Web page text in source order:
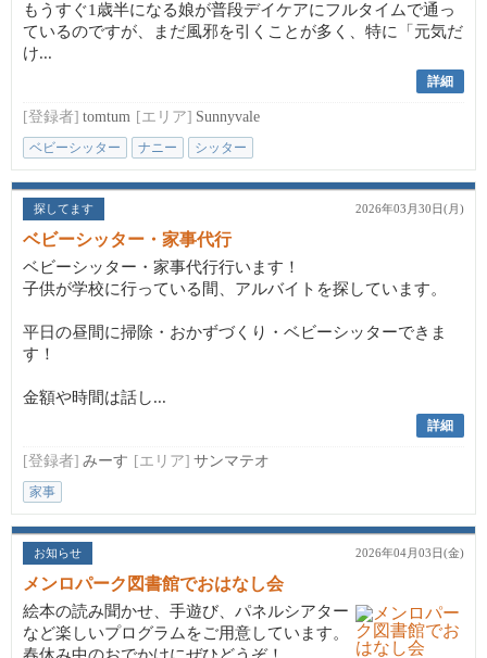
もうすぐ1歳半になる娘が普段デイケアにフルタイムで通っ
ているのですが、まだ風邪を引くことが多く、特に「元気だ
け...
詳細
[登録者] tomtum [エリア] Sunnyvale
ベビーシッター ナニー シッター
探してます 2026年03月30日(月)
ベビーシッター・家事代行
ベビーシッター・家事代行行います！
子供が学校に行っている間、アルバイトを探しています。
平日の昼間に掃除・おかずづくり・ベビーシッターできま
す！
金額や時間は話し...
詳細
[登録者] みーす [エリア] サンマテオ
家事
お知らせ 2026年04月03日(金)
メンロパーク図書館でおはなし会
絵本の読み聞かせ、手遊び、パネルシアター
など楽しいプログラムをご用意しています。